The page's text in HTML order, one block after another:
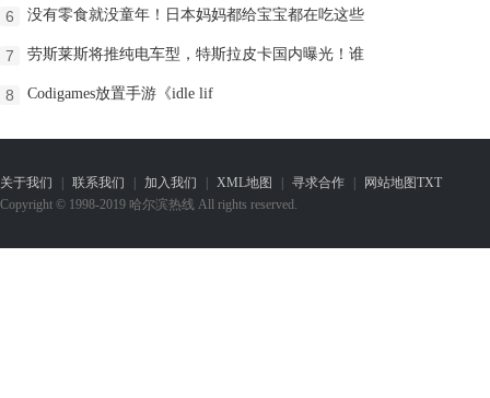
6 没有零食就没童年！日本妈妈都给宝宝都在吃这些
7 劳斯莱斯将推纯电车型，特斯拉皮卡国内曝光！谁
8 Codigames放置手游《idle lif
关于我们 | 联系我们 | 加入我们 | XML地图 | 寻求合作 | 网站地图TXT
Copyright © 1998-2019 哈尔滨热线 All rights reserved.